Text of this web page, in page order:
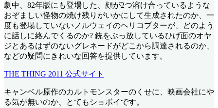
劇中、82年版にも登場した、顔が2つ溶け合っているような
おぞましい怪物の焼け残りがいかにして生成されたのか、一
度も登場していないノルウェイのヘリコプターが、どのよう
に話しに絡んでくるのか? 銃をぶっ放しているひげ面のオヤ
ジとあるはずのないグレネードがどこから調達されるのか、
などの疑問にきれいな回答を提供しています。
THE THING 2011 公式サイト
キャンベル原作のカルトモンスターのくせに、映画会社にや
る気が無いのか、とてもショボイです。